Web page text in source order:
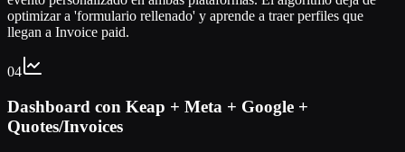
optimizar a 'formulario rellenado' y aprende a traer perfiles que
llegan a Invoice paid.
04
Dashboard con Keap + Meta + Google +
Quotes/Invoices